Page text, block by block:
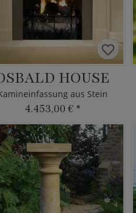
HOUSE
aus Stein
4.453,00 € *